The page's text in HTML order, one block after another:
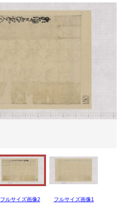
フルサイズ画像2 フルサイズ画像1